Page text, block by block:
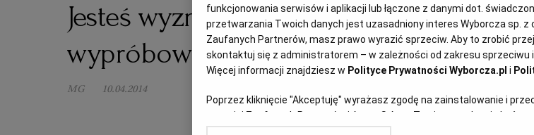
Jesteś wyznawcą Kościoła Latającego
wypróbować te przepisy!
MG 10.04.2014
funkcjonowania serwisów i aplikacji lub łączone z danymi dot.
przetwarzania Twoich danych jest uzasadniony interes Wyborcza sp. z
Zaufanych Partnerów, masz prawo wyrazić sprzeciw. Aby to zrobić
skontaktuj się z administratorem – w zależności od zakresu sprzeciwu
Więcej informacji znajdziesz w Polityce Prywatności Wyborcza.pl i
Poprzez kliknięcie "Akceptuję" wyrażasz zgodę na zainstalowanie i
z o. o. jej Zaufanych Partnerów i Agora S.A. na Twoim urządzeniu
swoje preferencje dot. plików cookie, ponownie wywołując narzędzie